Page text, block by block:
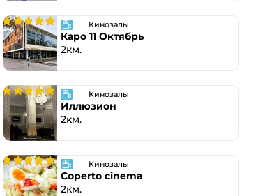
Кинозалы
Каро 11 Октябрь
2км.
Кинозалы
Иллюзион
2км.
Кинозалы
Coperto cinema
2км.